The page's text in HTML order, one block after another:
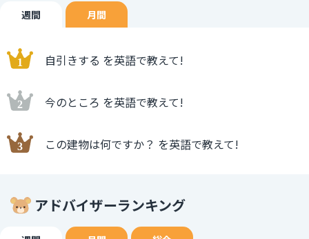
週間 月間
自引きする を英語で教えて!
今のところ を英語で教えて!
この建物は何ですか？ を英語で教えて!
アドバイザーランキング